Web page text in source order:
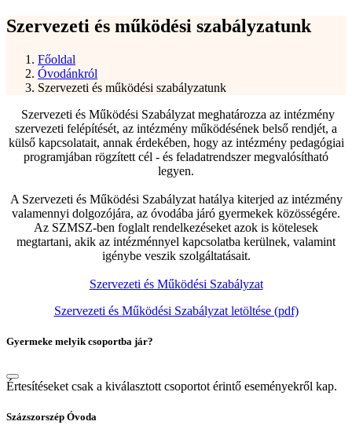
Szervezeti és működési szabályzatunk
Főoldal
Óvodánkról
Szervezeti és működési szabályzatunk
Szervezeti és Működési Szabályzat meghatározza az intézmény
szervezeti felépítését, az intézmény működésének belső rendjét, a
külső kapcsolatait, annak érdekében, hogy az intézmény pedagógiai
programjában rögzített cél - és feladatrendszer megvalósítható
legyen.
A Szervezeti és Működési Szabályzat hatálya kiterjed az intézmény
valamennyi dolgozójára, az óvodába járó gyermekek közösségére.
Az SZMSZ-ben foglalt rendelkezéseket azok is kötelesek
megtartani, akik az intézménnyel kapcsolatba kerülnek, valamint
igénybe veszik szolgáltatásait.
Szervezeti és Működési Szabályzat
Szervezeti és Működési Szabályzat letöltése (pdf)
Gyermeke melyik csoportba jár?
Értesítéseket csak a kiválasztott csoportot érintő eseményekről kap.
Százszorszép Óvoda